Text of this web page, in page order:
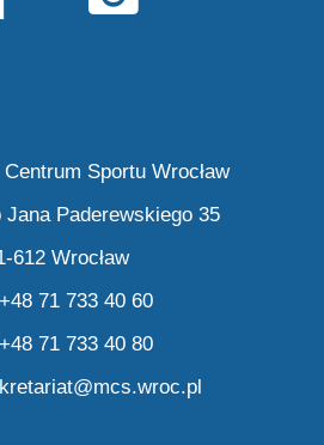
Centrum Sportu Wrocław
Jana Paderewskiego 35
612 Wrocław
71 733 40 60
71 733 40 80